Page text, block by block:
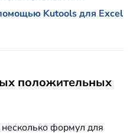
Kutools для Excel
положительных
формул для